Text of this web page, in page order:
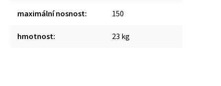
maximální nosnost: 150
hmotnost: 23 kg